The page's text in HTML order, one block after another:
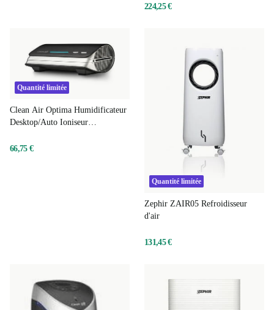
224,25 €
Quantité limitée
Clean Air Optima Humidificateur
Desktop/Auto Ioniseur
66,75 €
Quantité limitée
Zephir ZAIR05 Refroidisseur
d'air
131,45 €